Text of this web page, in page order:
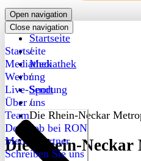
Open navigation
Close navigation
Startseite
Mediathek
Werbung
Live-Sendung
Über uns
Team
Dein Job bei RON
Medienpartner
Schreiben Sie uns
Startseite
/
Mediathek
/
Sport
/
Die Rhein-Neckar
Die Rhein-Neckar